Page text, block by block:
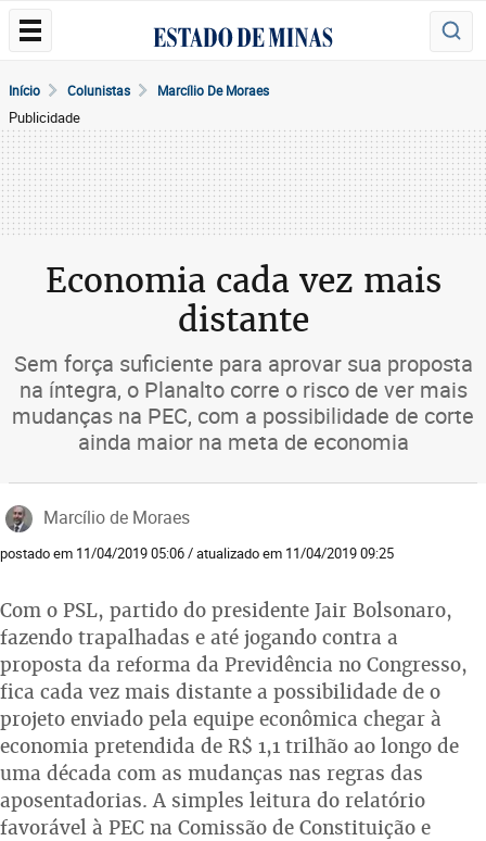
Início Colunistas Marcílio De Moraes
Publicidade
Economia cada vez mais
distante
Sem força suficiente para aprovar sua proposta
na íntegra, o Planalto corre o risco de ver mais
mudanças na PEC, com a possibilidade de corte
ainda maior na meta de economia
Marcílio de Moraes
postado em 11/04/2019 05:06 / atualizado em 11/04/2019 09:25
Com o PSL, partido do presidente Jair Bolsonaro,
fazendo trapalhadas e até jogando contra a
proposta da reforma da Previdência no Congresso,
fica cada vez mais distante a possibilidade de o
projeto enviado pela equipe econômica chegar à
economia pretendida de R$ 1,1 trilhão ao longo de
uma década com as mudanças nas regras das
aposentadorias. A simples leitura do relatório
favorável à PEC na Comissão de Constituição e